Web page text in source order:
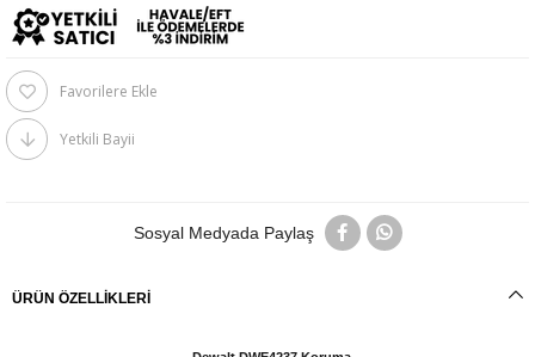
Favorilere Ekle
Yetkili Bayii
Sosyal Medyada Paylaş
ÜRÜN ÖZELLIKLERI